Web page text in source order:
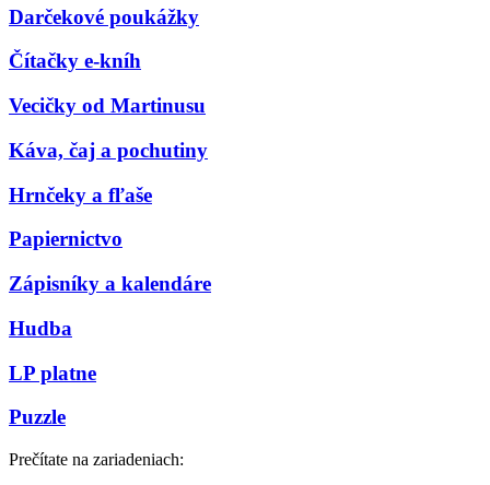
Darčekové poukážky
Čítačky e-kníh
Vecičky od Martinusu
Káva, čaj a pochutiny
Hrnčeky a fľaše
Papiernictvo
Zápisníky a kalendáre
Hudba
LP platne
Puzzle
Prečítate na zariadeniach: